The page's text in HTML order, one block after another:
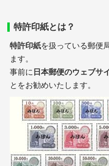
特許印紙とは？
特許印紙を扱っている郵便
ます。
事前に 日本郵便のウェブサ
とをお勧めいたします。